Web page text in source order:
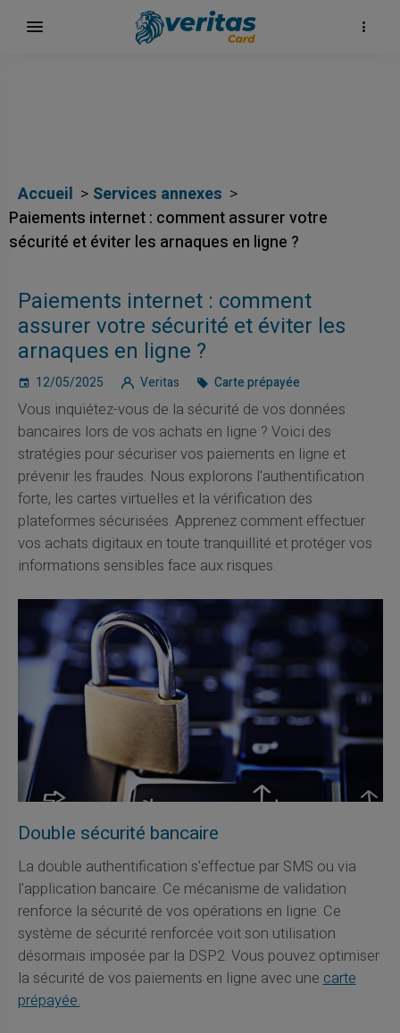
Accueil
Services annexes
Paiements internet : comment assurer votre
sécurité et éviter les arnaques en ligne ?
Paiements internet : comment
assurer votre sécurité et éviter les
arnaques en ligne ?
12/05/2025 Veritas Carte prépayée
Vous inquiétez-vous de la sécurité de vos données
bancaires lors de vos achats en ligne ? Voici des
stratégies pour sécuriser vos paiements en ligne et
prévenir les fraudes. Nous explorons l'authentification
forte, les cartes virtuelles et la vérification des
plateformes sécurisées. Apprenez comment effectuer
vos achats digitaux en toute tranquillité et protéger vos
informations sensibles face aux risques.
Double sécurité bancaire
La double authentification s'effectue par SMS ou via
l'application bancaire. Ce mécanisme de validation
renforce la sécurité de vos opérations en ligne. Ce
système de sécurité renforcée voit son utilisation
désormais imposée par la DSP2. Vous pouvez optimiser
la sécurité de vos paiements en ligne avec une carte
prépayée.